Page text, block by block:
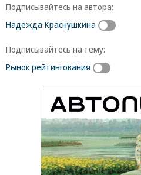
Подписывайтесь на автора:
Надежда Краснушкина
Подписывайтесь на тему:
Рынок рейтингования